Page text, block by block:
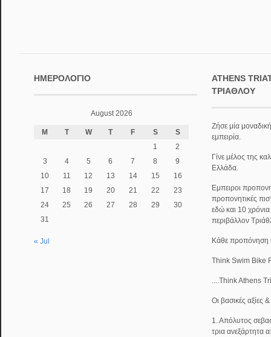
ΗΜΕΡΟΛΌΓΙΟ
August 2026
M T W T F S
S
1
2
3
4 5 6 7 8
9
10
11 12 13 14 15
16
17
18 19 20 21 22
23
24
25 26 27 28 29
30
31
« Jul
ATHENS
ΤΡΙΆΘΛΟΥ
Ζήσε μία
εμπειρία.
Γίνε μέλος της
Ελλάδα.
Εμπειροι
προπονητικές
εδώ και 10
περιβάλλον
Κάθε προπόνηση
Think Swim Bike
....Think Athens
Οι βασικές αξίες
1. Απόλυτος
τρια ανεξάρτητα